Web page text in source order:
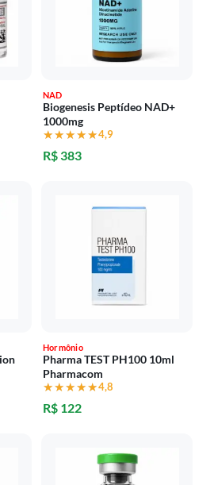
NAD
Biogenesis Peptídeo NAD+
1000mg
★★★★★
★★★★★4,9
R$ 383
Hormônio
Pharma TEST PH100 10ml
Pharmacom
★★★★★
★★★★★4,8
R$ 122